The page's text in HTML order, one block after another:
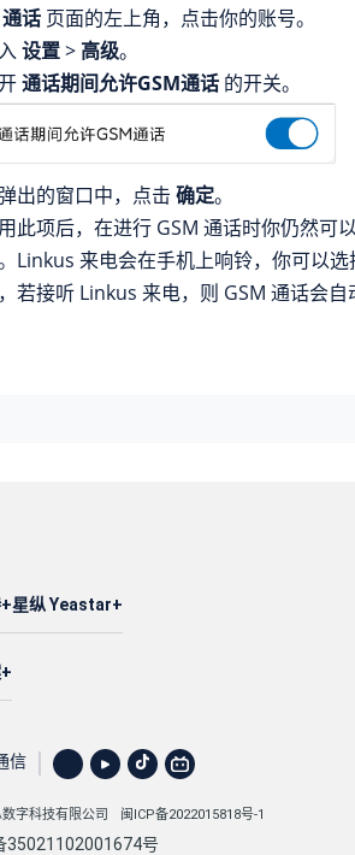
通话 页面的左上角，点击你的账号。
设置> 高级。
通话期间允许GSM通话 的开关。
出的窗口中，点击 确定。
此项后，在进行 GSM 通话时你仍然可
Linkus 来电会在手机上响铃，你可以
若接听 Linkus 来电，则 GSM 通话会
星纵 Yeastar
信
字科技有限公司 闽ICP备2022015818号-1
35021102001674号